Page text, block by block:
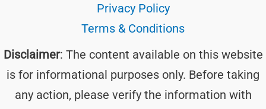
Privacy Policy
Terms & Conditions
Disclaimer: The content available on this website
is for informational purposes only. Before taking
any action, please verify the information with